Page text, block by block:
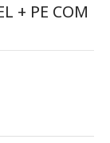
+ PE COM